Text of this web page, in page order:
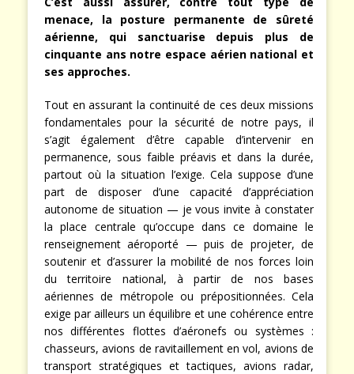
menace, la posture permanente de sûreté
aérienne, qui sanctuarise depuis plus de
cinquante ans notre espace aérien national et
ses approches.
Tout en assurant la continuité de ces deux missions
fondamentales pour la sécurité de notre pays, il
s’agit également d’être capable d’intervenir en
permanence, sous faible préavis et dans la durée,
partout où la situation l’exige. Cela suppose d’une
part de disposer d’une capacité d’appréciation
autonome de situation — je vous invite à constater
la place centrale qu’occupe dans ce domaine le
renseignement aéroporté — puis de projeter, de
soutenir et d’assurer la mobilité de nos forces loin
du territoire national, à partir de nos bases
aériennes de métropole ou prépositionnées. Cela
exige par ailleurs un équilibre et une cohérence entre
nos différentes flottes d’aéronefs ou systèmes :
chasseurs, avions de ravitaillement en vol, avions de
transport stratégiques et tactiques, avions radar,